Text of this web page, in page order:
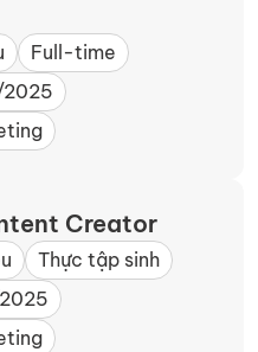
Full-time
2025
Creator
Thực tập sinh